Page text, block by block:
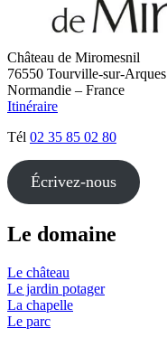
Château de Miromesnil
76550 Tourville-sur-Arques
Normandie – France
Itinéraire
Tél 02 35 85 02 80
Écrivez-nous
Le domaine
Le château
Le jardin potager
La chapelle
Le parc